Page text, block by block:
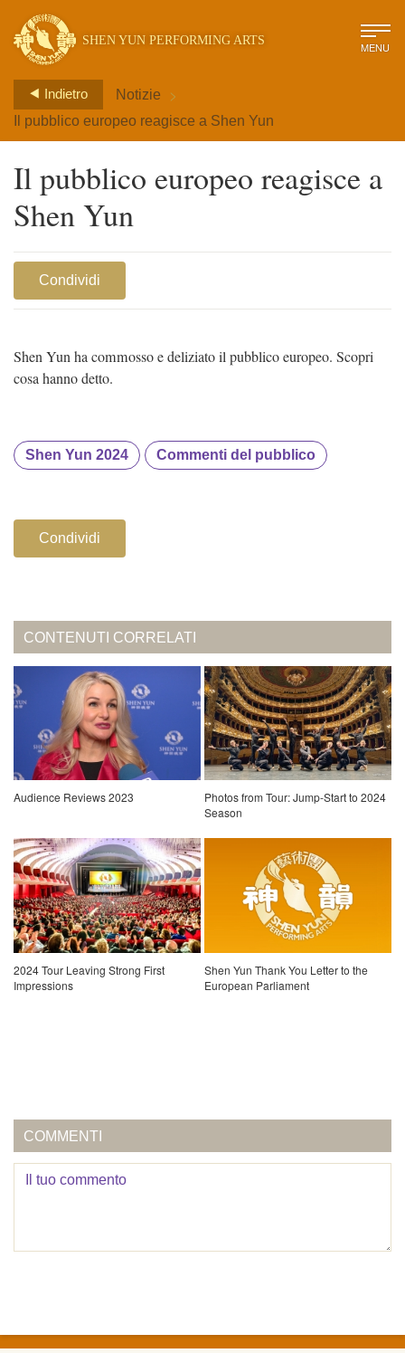
SHEN YUN PERFORMING ARTS MENU
Indietro Notizie >
Il pubblico europeo reagisce a Shen Yun
Il pubblico europeo reagisce a
Shen Yun
Condividi
Shen Yun ha commosso e deliziato il pubblico europeo. Scopri
cosa hanno detto.
Shen Yun 2024 Commenti del pubblico
Condividi
CONTENUTI CORRELATI
Audience Reviews 2023
Photos from Tour: Jump-Start to 2024
Season
2024 Tour Leaving Strong First
Impressions
Shen Yun Thank You Letter to the
European Parliament
COMMENTI